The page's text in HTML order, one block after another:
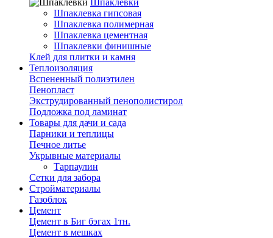
Шпаклевки
Шпаклевка гипсовая
Шпаклевка полимерная
Шпаклевка цементная
Шпаклевки финишные
Клей для плитки и камня
Теплоизоляция
Вспененный полиэтилен
Пенопласт
Экструдированный пенополистирол
Подложка под ламинат
Товары для дачи и сада
Парники и теплицы
Печное литье
Укрывные материалы
Тарпаулин
Сетки для забора
Стройматериалы
Газоблок
Цемент
Цемент в Биг бэгах 1тн.
Цемент в мешках